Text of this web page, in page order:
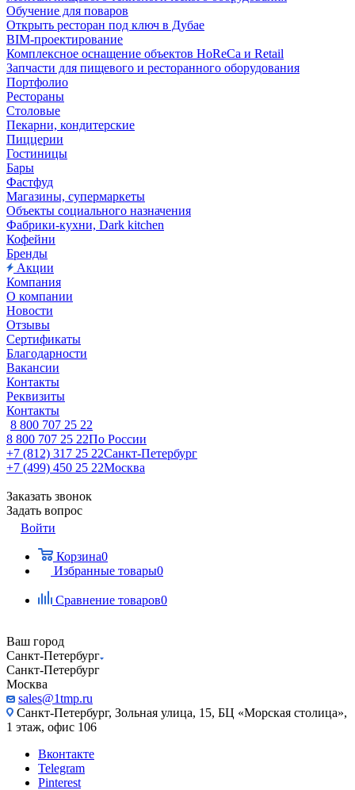
Обучение для поваров
Открыть ресторан под ключ в Дубае
BIM-проектирование
Комплексное оснащение объектов HoReCa и Retail
Запчасти для пищевого и ресторанного оборудования
Портфолио
Рестораны
Столовые
Пекарни, кондитерские
Пиццерии
Гостиницы
Бары
Фастфуд
Магазины, супермаркеты
Объекты социального назначения
Фабрики-кухни, Dark kitchen
Кофейни
Бренды
Акции
Компания
О компании
Новости
Отзывы
Сертификаты
Благодарности
Вакансии
Контакты
Реквизиты
Контакты
8 800 707 25 22
8 800 707 25 22По России
+7 (812) 317 25 22Санкт-Петербург
+7 (499) 450 25 22Москва
Заказать звонок
Задать вопрос
Войти
Корзина0
Избранные товары0
Сравнение товаров0
Ваш город
Санкт-Петербург
Санкт-Петербург
Москва
sales@1tmp.ru
Санкт-Петербург, Зольная улица, 15, БЦ «Морская столица»,
1 этаж, офис 106
Вконтакте
Telegram
Pinterest